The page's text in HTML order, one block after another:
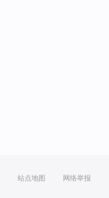
站点地图 网络举报